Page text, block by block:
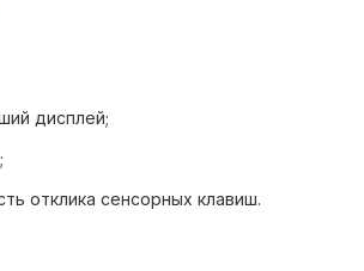
дисплей;
отклика сенсорных клавиш.